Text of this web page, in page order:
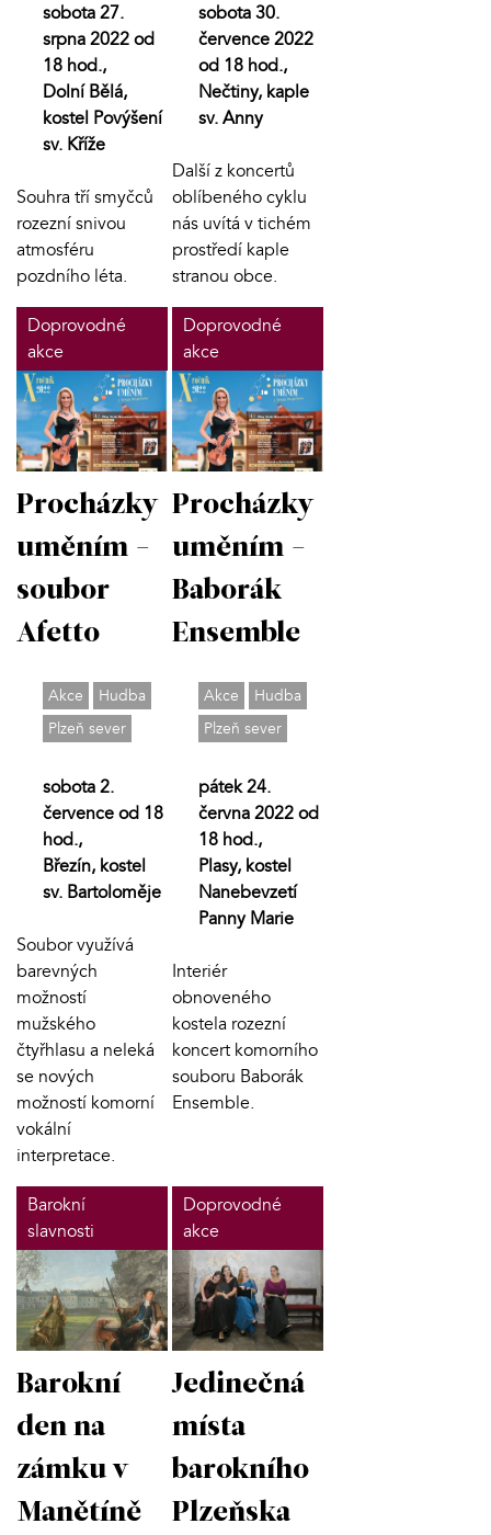
sobota 27.
srpna 2022 od
18 hod.,
Dolní Bělá,
kostel Povýšení
sv. Kříže
Souhra tří smyčců
rozezní snivou
atmosféru
pozdního léta.
sobota 30.
července 2022
od 18 hod.,
Nečtiny, kaple
sv. Anny
Další z koncertů
oblíbeného cyklu
nás uvítá v tichém
prostředí kaple
stranou obce.
Doprovodné
akce
Procházky
uměním -
soubor
Afetto
Akce
Hudba
Plzeň sever
sobota 2.
července od 18
hod.,
Březín, kostel
sv. Bartoloměje
Soubor využívá
barevných
možností
mužského
čtyřhlasu a neleká
se nových
možností komorní
vokální
interpretace.
Doprovodné
akce
Procházky
uměním -
Baborák
Ensemble
Akce
Hudba
Plzeň sever
pátek 24.
června 2022 od
18 hod.,
Plasy, kostel
Nanebevzetí
Panny Marie
Interiér
obnoveného
kostela rozezní
koncert komorního
souboru Baborák
Ensemble.
Barokní
slavnosti
Barokní
den na
zámku v
Manětíně
Doprovodné
akce
Jedinečná
místa
barokního
Plzeňska